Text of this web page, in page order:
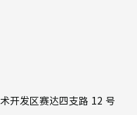
开发区赛达四支路 12 号